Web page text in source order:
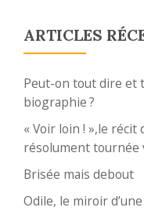
ARTICLES
Peut-on tout dire et
biographie ?
« Voir loin ! »,le récit
résolument tournée
Brisée mais debout
Odile, le miroir